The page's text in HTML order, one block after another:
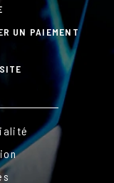
UN PAIEMENT